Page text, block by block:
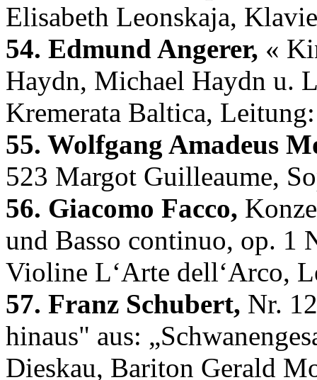
Elisabeth Leonskaja,
54. Edmund Angerer, «
Haydn, Michael Haydn u.
Kremerata Baltica,
55. Wolfgang Amadeus
523 Margot Guilleaume,
56. Giacomo Facco,
und Basso continuo, op. 1
Violine L‘Arte dell‘Arco,
57. Franz Schubert, Nr.
hinaus" aus:
Dieskau, Bariton Gerald